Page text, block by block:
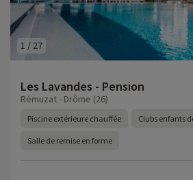
1 / 27
Les Lavandes - Pension
Rémuzat - Drôme (26)
Piscine extérieure chauffée Clubs enfants
Salle de remise en forme